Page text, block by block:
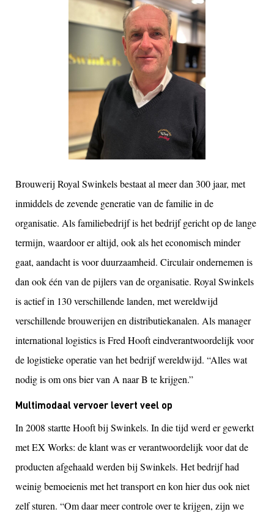
Brouwerij Royal Swinkels bestaat al meer dan 300 jaar, met
inmiddels de zevende generatie van de familie in de
organisatie. Als familiebedrijf is het bedrijf gericht op de lange
termijn, waardoor er altijd, ook als het economisch minder
gaat, aandacht is voor duurzaamheid. Circulair ondernemen is
dan ook één van de pijlers van de organisatie. Royal Swinkels
is actief in 130 verschillende landen, met wereldwijd
verschillende brouwerijen en distributiekanalen. Als manager
international logistics is Fred Hooft eindverantwoordelijk voor
de logistieke operatie van het bedrijf wereldwijd. “Alles wat
nodig is om ons bier van A naar B te krijgen.”
Multimodaal vervoer levert veel op
In 2008 startte Hooft bij Swinkels. In die tijd werd er gewerkt
met EX Works: de klant was er verantwoordelijk voor dat de
producten afgehaald werden bij Swinkels. Het bedrijf had
weinig bemoeienis met het transport en kon hier dus ook niet
zelf sturen. “Om daar meer controle over te krijgen, zijn we